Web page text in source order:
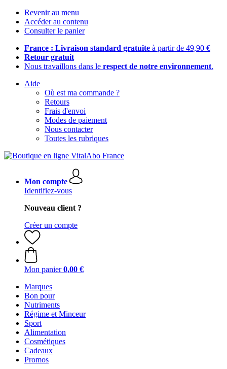
Revenir au menu
Accéder au contenu
Consulter le panier
France : Livraison standard gratuite à partir de 49,90 €
Retour gratuit
Nous travaillons dans le respect de notre environnement.
Aide
Où est ma commande ?
Retours
Frais d'envoi
Modes de paiement
Nous contacter
Toutes les rubriques
Mon compte
Identifiez-vous
Nouveau client ?
Créer un compte
Mon panier 0,00 €
Marques
Bon pour
Nutriments
Régime et Minceur
Sport
Alimentation
Cosmétiques
Cadeaux
Promos